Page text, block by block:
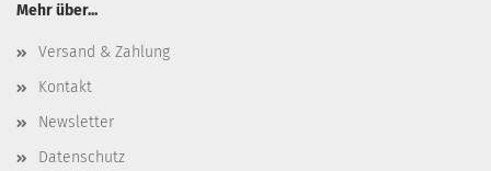
Mehr über...
Versand & Zahlung
Kontakt
Newsletter
Datenschutz